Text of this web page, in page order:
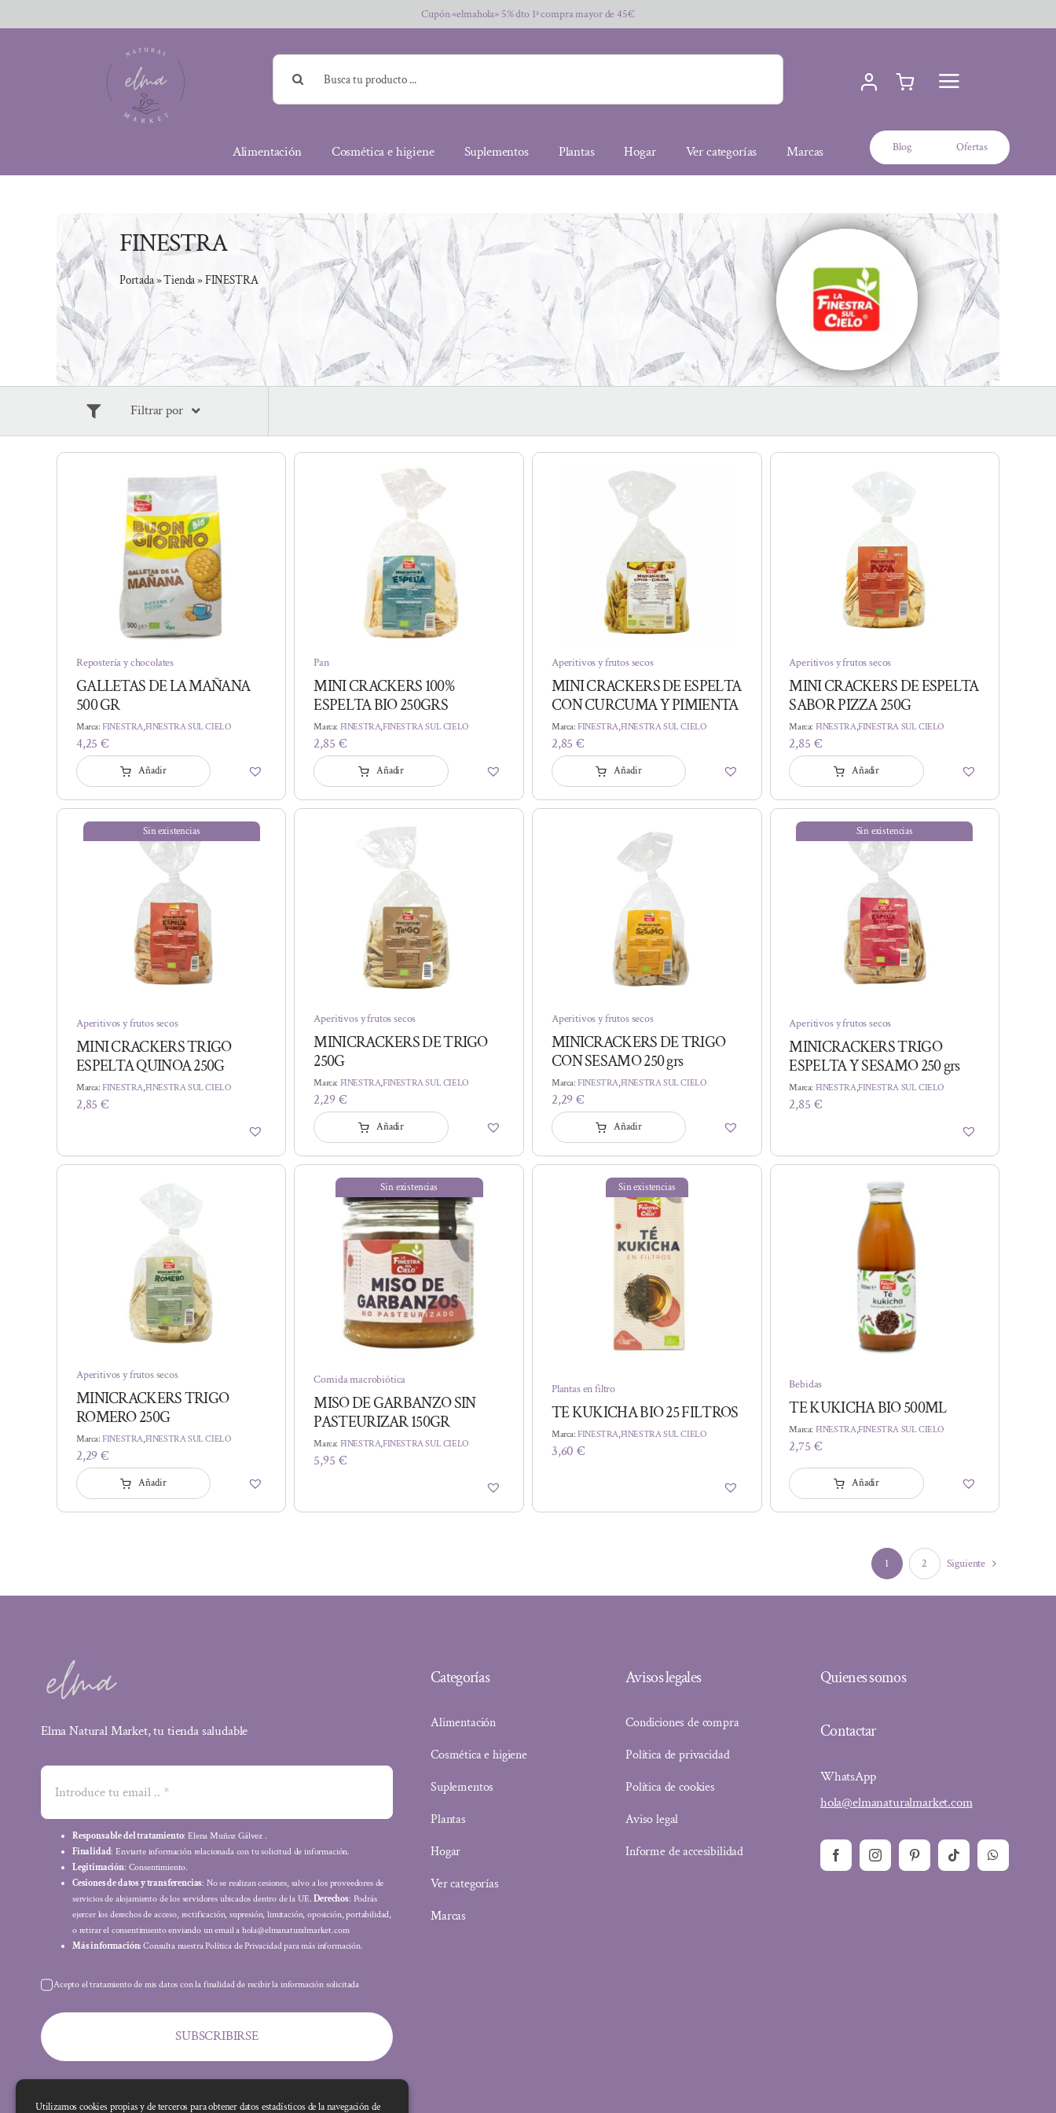
al
Cupón «elmahola» 5% dto 1ª compra mayor de 45€
Buscar:
Alimentación Cosmética e higiene Suplementos Plantas Hogar Ver categorías Marcas Blog Ofertas
FINESTRA
Portada»Tienda»FINESTRA
Filtrar por
Repostería y chocolates
GALLETAS DE LA MAÑANA
500 GR
Marca:FINESTRA,FINESTRA SUL CIELO
4,25€
Añadir
Pan
MINI CRACKERS 100%
ESPELTA BIO 250GRS
Marca: FINESTRA,FINESTRA SUL CIELO
2,85 €
Añadir
Aperitivos y frutos secos
MINI CRACKERS DE ESPELTA
CON CURCUMA Y PIMIENTA
Marca:FINESTRA,FINESTRA SUL CIELO
2,85€
Añadir
Aperitivos y frutos secos
MINI CRACKERS DE ESPELTA
SABOR PIZZA 250G
Marca: FINESTRA,FINESTRA SUL CIELO
2,85 €
Añadir
Sin existencias
Aperitivos y frutos secos
MINI CRACKERS TRIGO
ESPELTA QUINOA 250G
Marca:FINESTRA,FINESTRA SUL CIELO
2,85€
Aperitivos y frutos secos
MINICRACKERS DE TRIGO
250G
Marca: FINESTRA,FINESTRA SUL CIELO
2,29€
Añadir
Aperitivos y frutos secos
MINICRACKERS DE TRIGO
CON SESAMO 250 grs
Marca:FINESTRA,FINESTRA SUL CIELO
2,29€
Añadir
Sin existencias
Aperitivos y frutos secos
MINICRACKERS TRIGO
ESPELTA Y SESAMO 250 grs
Marca: FINESTRA,FINESTRA SUL CIELO
2,85 €
Aperitivos y frutos secos
MINICRACKERS TRIGO
ROMERO 250G
Marca:FINESTRA,FINESTRA SUL CIELO
2,29€
Añadir
Sin existencias
Comida macrobiótica
MISO DE GARBANZO SIN
PASTEURIZAR 150GR
Marca: FINESTRA,FINESTRA SUL CIELO
5,95 €
Sin existencias
Plantas en filtro
TE KUKICHA BIO 25 FILTROS
Marca:FINESTRA,FINESTRA SUL CIELO
3,60€
Bebidas
TE KUKICHA BIO 500ML
Marca: FINESTRA,FINESTRA SUL CIELO
2,75 €
Añadir
1 2 Siguiente
Elma Natural Market, tu tienda saludable
Responsable del tratamiento: Elena Muñoz Gálvez .
Finalidad: Enviarte información relacionada con tu solicitud de información.
Legitimación: Consentimiento.
Cesiones de datos y transferencias: No se realizan cesiones, salvo a los proveedores de
servicios de alojamiento de los servidores ubicados dentro de la UE.Derechos: Podrás
ejercer los derechos de acceso, rectificación, supresión, limitación, oposición, portabilidad,
o retirar el consentimiento enviando un email a hola@elmanaturalmarket.com
Más información: Consulta nuestra Política de Privacidad para más información.
Acepto el tratamiento de mis datos con la finalidad de recibir la información solicitada
SUBSCRIBIRSE
Categorías
Alimentación
Cosmética e higiene
Suplementos
Plantas
Hogar
Ver categorías
Marcas
Avisos legales
Condiciones de compra
Política de privacidad
Política de cookies
Aviso legal
Informe de accesibilidad
Quienes somos
Contactar
WhatsApp
hola@elmanaturalmarket.com
Utilizamos cookies propias y de terceros para obtener datos estadísticos de la navegación de